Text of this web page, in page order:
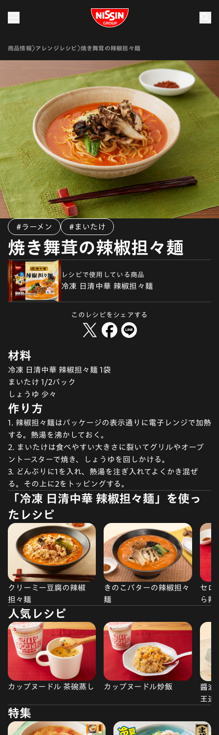
Nissin Group
商品情報 アレンジレシピ 焼き舞茸の辣椒担々麺
#ラーメン #まいたけ
焼き舞茸の辣椒担々麺
レシピで使用している商品
冷凍 日清中華 辣椒担々麺
このレシピをシェアする
材料
冷凍 日清中華 辣椒担々麺 1袋
まいたけ 1/2パック
しょうゆ 少々
作り方
1. 辣椒担々麺はパッケージの表示通りに電子レンジで加熱
する。熱湯を沸かしておく。
2. まいたけは食べやすい大きさに裂いてグリルやオーブ
ントースターで焼き、しょうゆを回しかける。
3. どんぶりに1を入れ、熱湯を注ぎ入れてよくかき混ぜ
る。その上に2をトッピングする。
「冷凍 日清中華 辣椒担々麺」を使っ
たレシピ
クリーミー豆腐の辣椒
担々麺
きのこバターの辣椒担々
麺
セロ
ら辣
人気レシピ
カップヌードル 茶碗蒸し カップヌードル炒飯
醤油
王道
特集